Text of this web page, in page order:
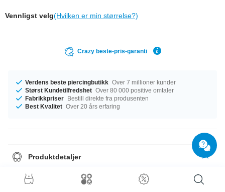
Vennligst velg(Hvilken er min størrelse?)
Crazy beste-pris-garanti
Verdens beste piercingbutikk Over 7 millioner kunder
Størst Kundetilfredshet Over 80 000 positive omtaler
Fabrikkpriser Bestill direkte fra produsenten
Best Kvalitet Over 20 års erfaring
Produktdetaljer
farger, men bestselgerne våre er Blå og Lilla. En stilig artikkel til en utrolig